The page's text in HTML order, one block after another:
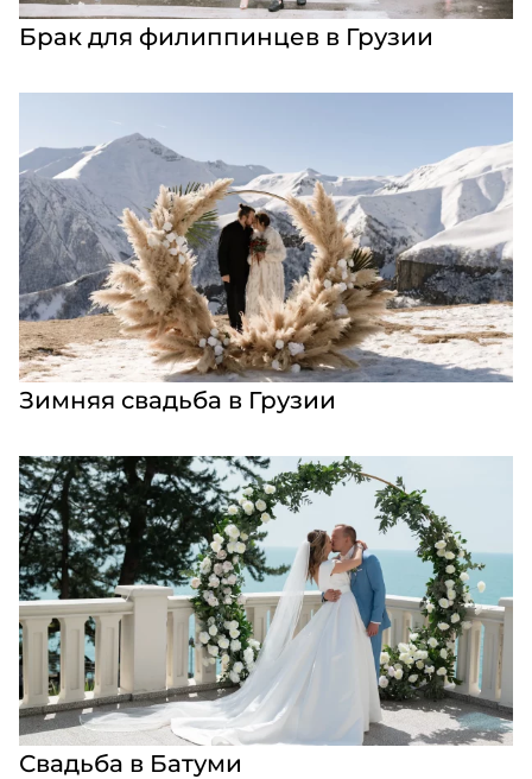
Брак для филиппинцев в Грузии
Зимняя свадьба в Грузии
Свадьба в Батуми